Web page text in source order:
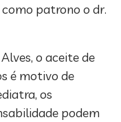
patrono o dr.
o aceite de
é motivo de
os
podem